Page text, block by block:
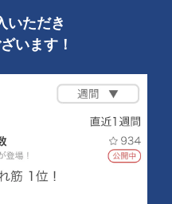
いただき
います！